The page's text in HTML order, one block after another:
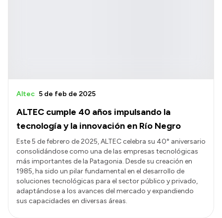
ALTEC cumple 40 años impulsando la
tecnología y la innovación en Río Negro
Altec 5 de feb de 2025
Este 5 de febrero de 2025, ALTEC celebra su 40° aniversario
consolidándose como una de las empresas tecnológicas
más importantes de la Patagonia. Desde su creación en
1985, ha sido un pilar fundamental en el desarrollo de
soluciones tecnológicas para el sector público y privado,
adaptándose a los avances del mercado y expandiendo
sus capacidades en diversas áreas.